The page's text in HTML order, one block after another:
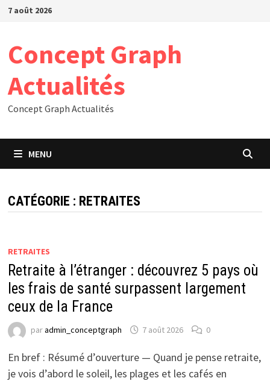
Passer
7 août 2026
Concept Graph
Actualités
Concept Graph Actualités
MENU
CATÉGORIE : RETRAITES
RETRAITES
Retraite à l’étranger : découvrez 5 pays où
les frais de santé surpassent largement
ceux de la France
paradmin_conceptgraph 7 août 2026 0
En bref : Résumé d’ouverture — Quand je pense retraite,
je vois d’abord le soleil, les plages et les cafés en